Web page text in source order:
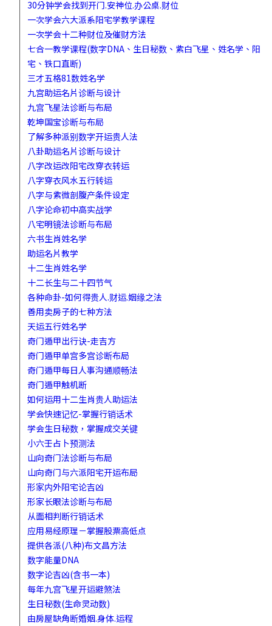
30分钟学会找到开门.安神位.办公桌.财位
一次学会六大派系阳宅学教学课程
一次学会十二种财位及催财方法
七合一教学课程(数字DNA、生日秘数、紫白飞星、姓名学、阳
宅、铁口直断)
三才五格81数姓名学
九宫助运名片诊断与设计
九宫飞星法诊断与布局
乾坤国宝诊断与布局
了解多种派别数字开运贵人法
八卦助运名片诊断与设计
八字改运改阳宅改穿衣转运
八字穿衣风水五行转运
八字与紫微剖腹产条件设定
八字论命初中高实战学
八宅明镜法诊断与布局
六书生肖姓名学
助运名片教学
十二生肖姓名学
十二长生与二十四节气
各种命卦-如何得贵人.财运.姻缘之法
善用卖房子的七种方法
天运五行姓名学
奇门遁甲出行诀-走吉方
奇门遁甲单宫多宫诊断布局
奇门遁甲每日人事沟通顺畅法
奇门遁甲触机断
如何运用十二生肖贵人助运法
学会快速记忆-掌握行销话术
学会生日秘数，掌握成交关键
小六壬占卜预测法
山向奇门法诊断与布局
山向奇门与六派阳宅开运布局
形家内外阳宅论吉凶
形家长眼法诊断与布局
从面相判断行销话术
应用易经原理－掌握股票高低点
提供各派(八种)布文昌方法
数字能量DNA
数字论吉凶(含书一本)
每年九宫飞星开运避煞法
生日秘数(生命灵动数)
由房屋缺角断婚姻.身体.运程